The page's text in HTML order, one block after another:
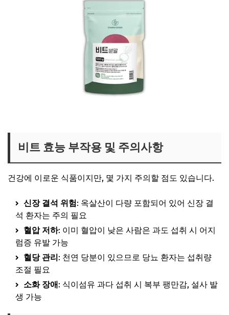
비트 효능 부작용 및 주의사항
건강에 이로운 식품이지만, 몇 가지 주의할 점도 있습니다.
신장 결석 위험: 옥살산이 다량 포함되어 있어 신장 결
석 환자는 주의 필요
혈압 저하: 이미 혈압이 낮은 사람은 과도 섭취 시 어지
럼증 유발 가능
혈당 관리: 천연 당분이 있으므로 당뇨 환자는 섭취량
조절 필요
소화 장애: 식이섬유 과다 섭취 시 복부 팽만감, 설사 발
생 가능